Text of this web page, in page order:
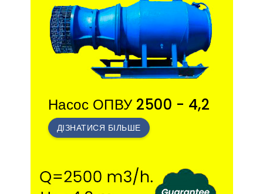
Насос ОПВУ 2500 - 4,2
ДІЗНАТИСЯ БІЛЬШЕ